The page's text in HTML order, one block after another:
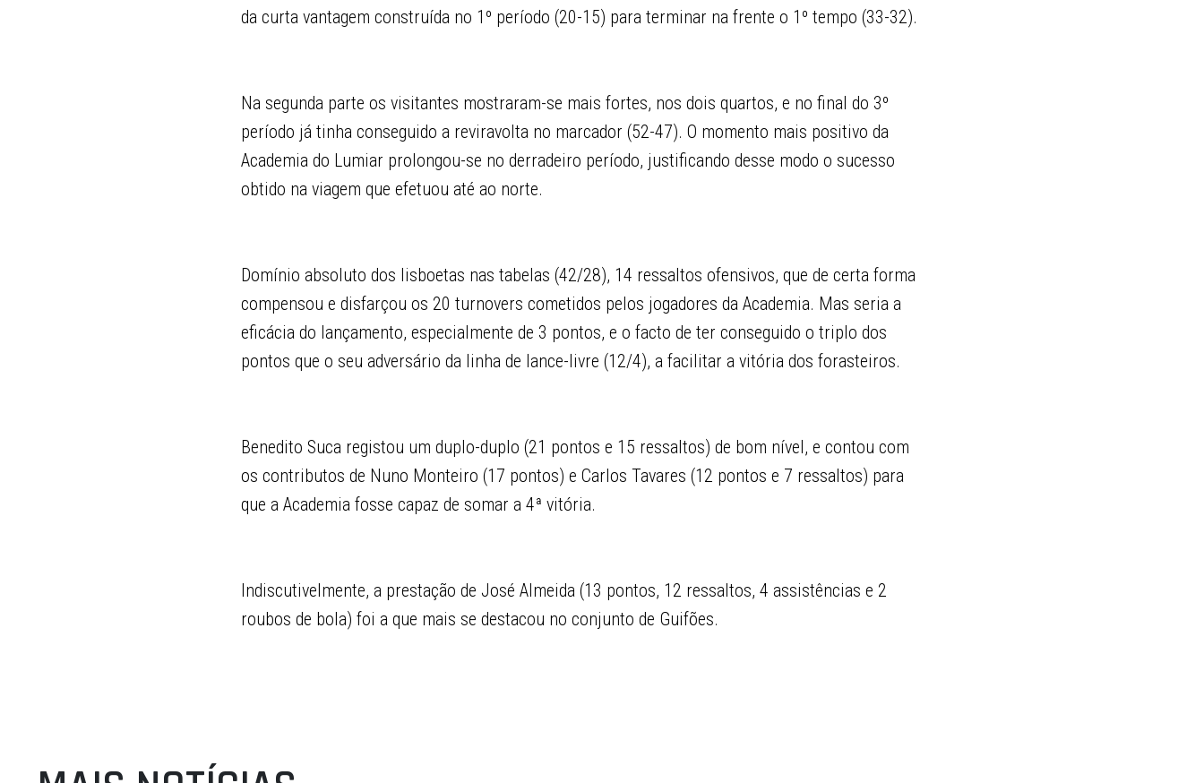
da curta vantagem construída no 1º período (20-15) para terminar na frente o 1º tempo (33-32).
Na segunda parte os visitantes mostraram-se mais fortes, nos dois quartos, e no final do 3º
período já tinha conseguido a reviravolta no marcador (52-47). O momento mais positivo da
Academia do Lumiar prolongou-se no derradeiro período, justificando desse modo o sucesso
obtido na viagem que efetuou até ao norte.
Domínio absoluto dos lisboetas nas tabelas (42/28), 14 ressaltos ofensivos, que de certa forma
compensou e disfarçou os 20 turnovers cometidos pelos jogadores da Academia. Mas seria a
eficácia do lançamento, especialmente de 3 pontos, e o facto de ter conseguido o triplo dos
pontos que o seu adversário da linha de lance-livre (12/4), a facilitar a vitória dos forasteiros.
Benedito Suca registou um duplo-duplo (21 pontos e 15 ressaltos) de bom nível, e contou com
os contributos de Nuno Monteiro (17 pontos) e Carlos Tavares (12 pontos e 7 ressaltos) para
que a Academia fosse capaz de somar a 4ª vitória.
Indiscutivelmente, a prestação de José Almeida (13 pontos, 12 ressaltos, 4 assistências e 2
roubos de bola) foi a que mais se destacou no conjunto de Guifões.